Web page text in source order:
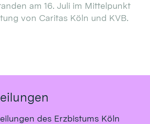
am 16. Juli im Mittelpunkt
von Caritas Köln und KVB.
des Erzbistums Köln